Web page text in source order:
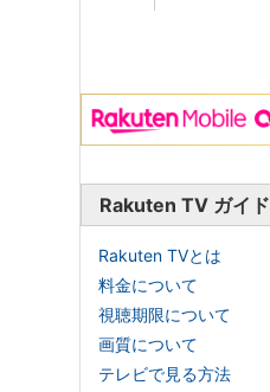
Rakuten TV ガイド
Rakuten TVとは
料金について
視聴期限について
画質について
テレビで見る方法